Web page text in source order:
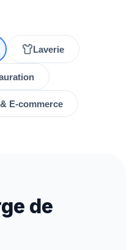
Laverie
E-commerce
de